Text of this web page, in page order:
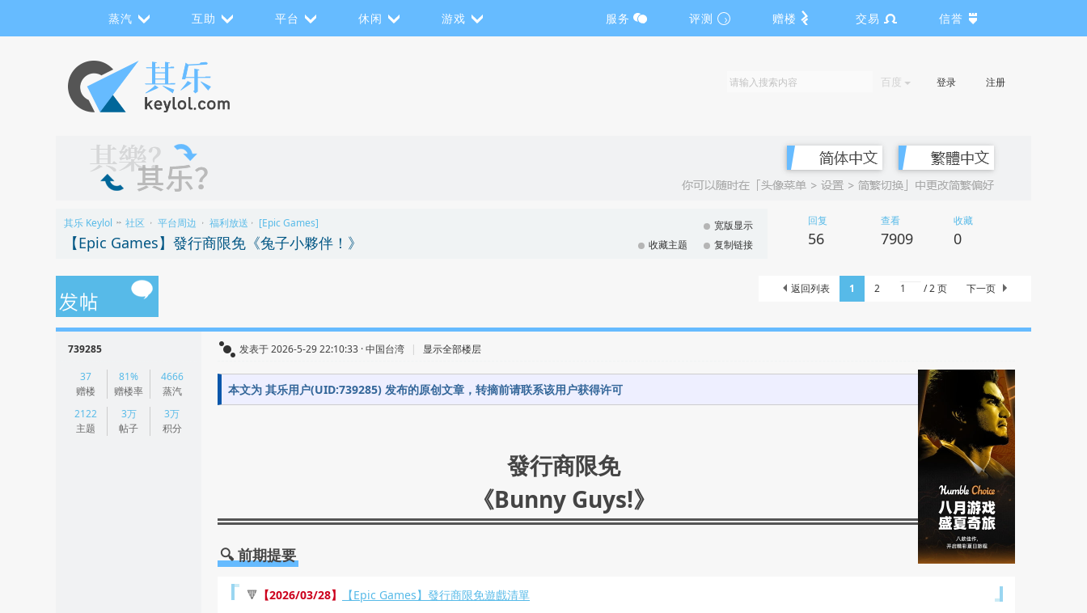
蒸汽 互助 平台 休闲 游戏 服务 评测 赠楼 交易 信誉
百度 登录 注册
其乐 Keylol >> 社区 › 平台周边 › 福利放送 › [Epic Games]
【Epic Games】發行商限免《兔子小夥伴！》
宽版显示
收藏主题
复制链接
回复
56
查看
7909
收藏
0
1 2 / 2 页 下一页
返回列表
739285
37
赠楼
81%
赠楼率
4666
蒸汽
2122
主题
3万
帖子
3万
积分
发表于 2026-5-29 22:10:33 · 中国台湾 |
显示全部楼层
阅读模式
本文为 其乐用户(UID:739285) 发布的原创文章，转摘前请联系该用户获得许可
發行商限免
《Bunny Guys!》
🔍 前期提要
🔻 【2026/03/28】 【Epic Games】發行商限免遊戲清單